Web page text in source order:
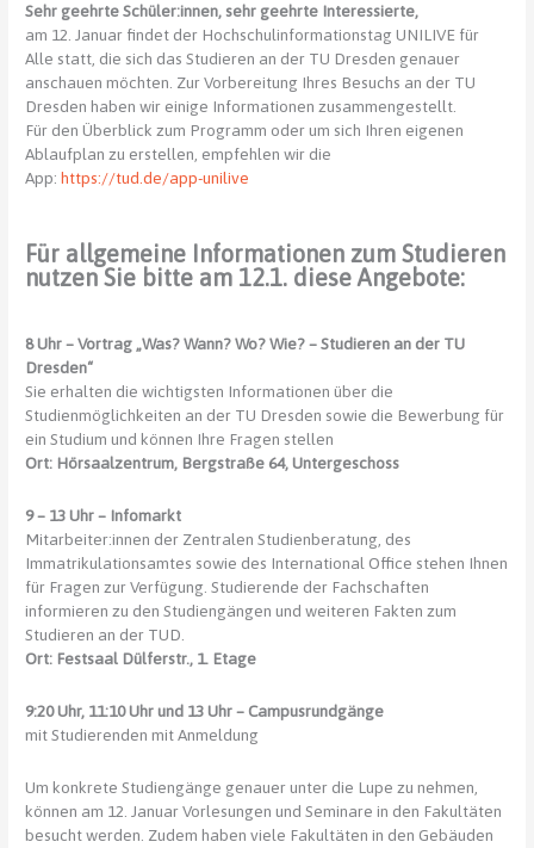
verfügbar
Sehr geehrte Schüler:innen, sehr geehrte Interessierte,
am 12. Januar findet der Hochschulinformationstag UNILIVE für
Alle statt, die sich das Studieren an der TU Dresden genauer
anschauen möchten. Zur Vorbereitung Ihres Besuchs an der TU
Dresden haben wir einige Informationen zusammengestellt.
Für den Überblick zum Programm oder um sich Ihren eigenen
Ablaufplan zu erstellen, empfehlen wir die
App:https://tud.de/app-unilive
Für allgemeine Informationen zum Studieren
nutzen Sie bitte am 12.1. diese Angebote:
8 Uhr – Vortrag „Was? Wann? Wo? Wie? – Studieren an der TU
Dresden“
Sie erhalten die wichtigsten Informationen über die
Studienmöglichkeiten an der TU Dresden sowie die Bewerbung für
ein Studium und können Ihre Fragen stellen
Ort: Hörsaalzentrum, Bergstraße 64, Untergeschoss
9 – 13 Uhr – Infomarkt
Mitarbeiter:innen der Zentralen Studienberatung, des
Immatrikulationsamtes sowie des International Office stehen Ihnen
für Fragen zur Verfügung. Studierende der Fachschaften
informieren zu den Studiengängen und weiteren Fakten zum
Studieren an der TUD.
Ort: Festsaal Dülferstr., 1. Etage
9:20 Uhr, 11:10 Uhr und 13 Uhr – Campusrundgänge
mit Studierenden mit Anmeldung
Um konkrete Studiengänge genauer unter die Lupe zu nehmen,
können am 12. Januar Vorlesungen und Seminare in den Fakultäten
besucht werden. Zudem haben viele Fakultäten in den Gebäuden